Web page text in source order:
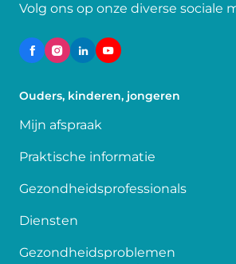
Volg ons op onze diverse sociale
Ouders, kinderen, jongeren
Mijn afspraak
Praktische informatie
Gezondheidsprofessionals
Diensten
Gezondheidsproblemen